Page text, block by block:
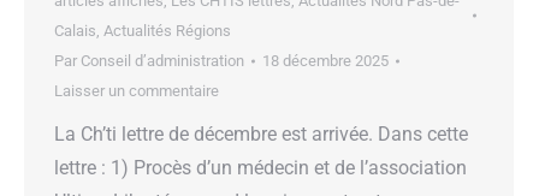
Calais, Actualités Régions
Par Conseil d’administration
18 décembre 2025
Laisser un commentaire
La Ch’ti lettre de décembre est arrivée. Dans cette
lettre : 1) Procès d’un médecin et de l’association